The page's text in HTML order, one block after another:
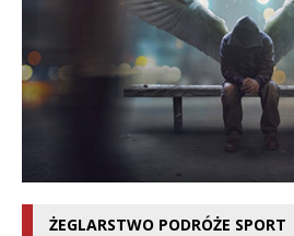
ŻEGLARSTWO PODRÓŻE SPORT